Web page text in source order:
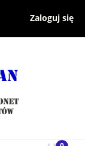
Zaloguj się